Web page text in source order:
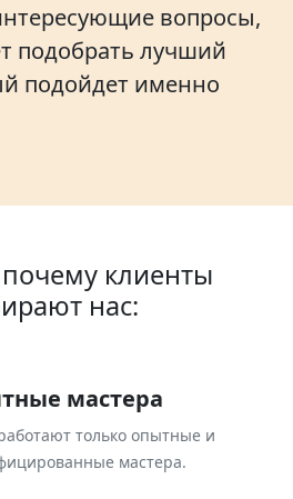
вопросы,
подобрать лучший
подойдет именно
клиенты
нас:
мастера
только опытные и
мастера.